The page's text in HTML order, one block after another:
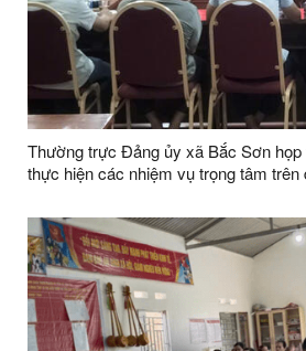
Thường trực Đảng ủy xã Bắc Sơn họp
thực hiện các nhiệm vụ trọng tâm trên